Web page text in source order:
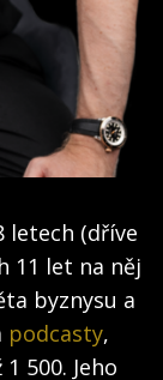
letech (dříve
11 let na něj
byznysu a
podcasty,
500. Jeho